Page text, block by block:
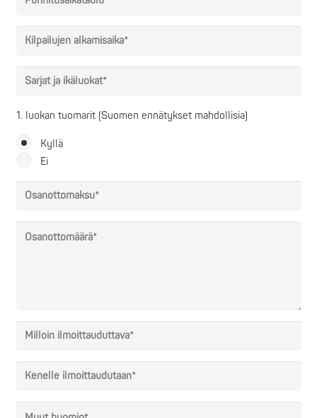
1. luokan tuomarit (Suomen ennätykset mahdollisia)
Kyllä
Ei